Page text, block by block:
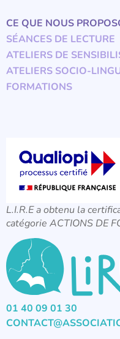
CE QUE NOUS
SÉANCES DE LECTURE
ATELIERS DE
ATELIERS SOCIO-
FORMATIONS
L.I.R.E a obtenu la
catégorie ACTIONS DE
01 40 09 01 30